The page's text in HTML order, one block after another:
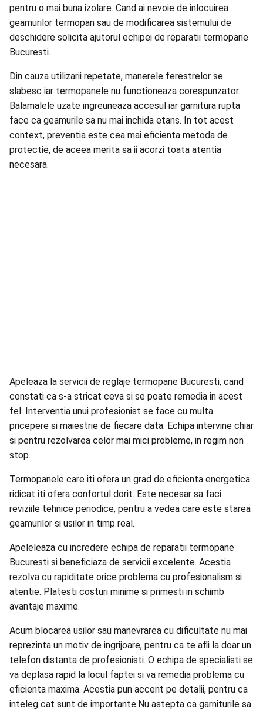
pentru o mai buna izolare. Cand ai nevoie de inlocuirea
geamurilor termopan sau de modificarea sistemului de
deschidere solicita ajutorul echipei de reparatii termopane
Bucuresti.
Din cauza utilizarii repetate, manerele ferestrelor se
slabesc iar termopanele nu functioneaza corespunzator.
Balamalele uzate ingreuneaza accesul iar garnitura rupta
face ca geamurile sa nu mai inchida etans. In tot acest
context, preventia este cea mai eficienta metoda de
protectie, de aceea merita sa ii acorzi toata atentia
necesara.
Apeleaza la servicii de reglaje termopane Bucuresti, cand
constati ca s-a stricat ceva si se poate remedia in acest
fel. Interventia unui profesionist se face cu multa
pricepere si maiestrie de fiecare data. Echipa intervine chiar
si pentru rezolvarea celor mai mici probleme, in regim non
stop.
Termopanele care iti ofera un grad de eficienta energetica
ridicat iti ofera confortul dorit. Este necesar sa faci
reviziile tehnice periodice, pentru a vedea care este starea
geamurilor si usilor in timp real.
Apeleleaza cu incredere echipa de reparatii termopane
Bucuresti si beneficiaza de servicii excelente. Acestia
rezolva cu rapiditate orice problema cu profesionalism si
atentie. Platesti costuri minime si primesti in schimb
avantaje maxime.
Acum blocarea usilor sau manevrarea cu dificultate nu mai
reprezinta un motiv de ingrijoare, pentru ca te afli la doar un
telefon distanta de profesionisti. O echipa de specialisti se
va deplasa rapid la locul faptei si va remedia problema cu
eficienta maxima. Acestia pun accent pe detalii, pentru ca
inteleg cat sunt de importante.Nu astepta ca garniturile sa